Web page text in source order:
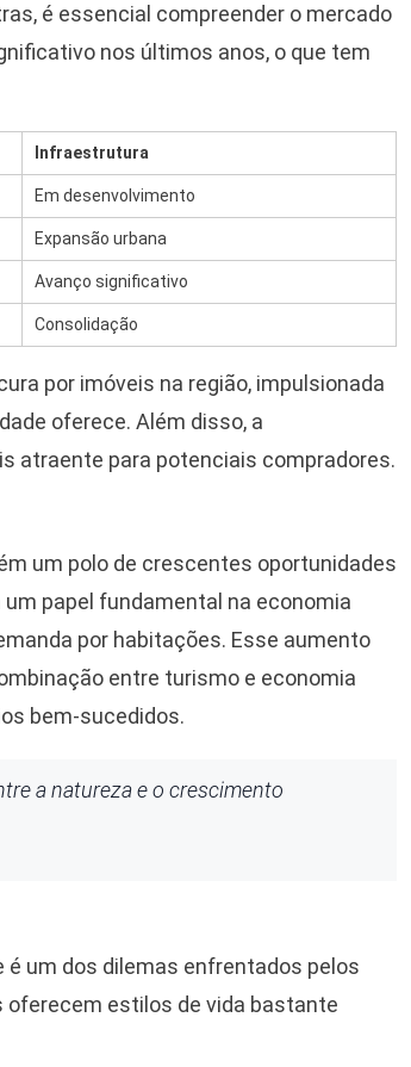
é essencial compreender o mercado
nos últimos anos, o que tem
Infraestrutura
Em desenvolvimento
Expansão urbana
Avanço significativo
Consolidação
por imóveis na região, impulsionada
oferece. Além disso, a
atraente para potenciais compradores.
um polo de crescentes oportunidades
papel fundamental na economia
por habitações. Esse aumento
entre turismo e economia
bem-sucedidos.
a natureza e o crescimento
um dos dilemas enfrentados pelos
oferecem estilos de vida bastante